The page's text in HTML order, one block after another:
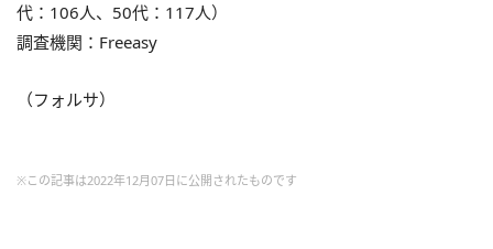
代：106人、50代：117人）
調査機関：Freeasy
（フォルサ）
※この記事は2022年12月07日に公開されたものです